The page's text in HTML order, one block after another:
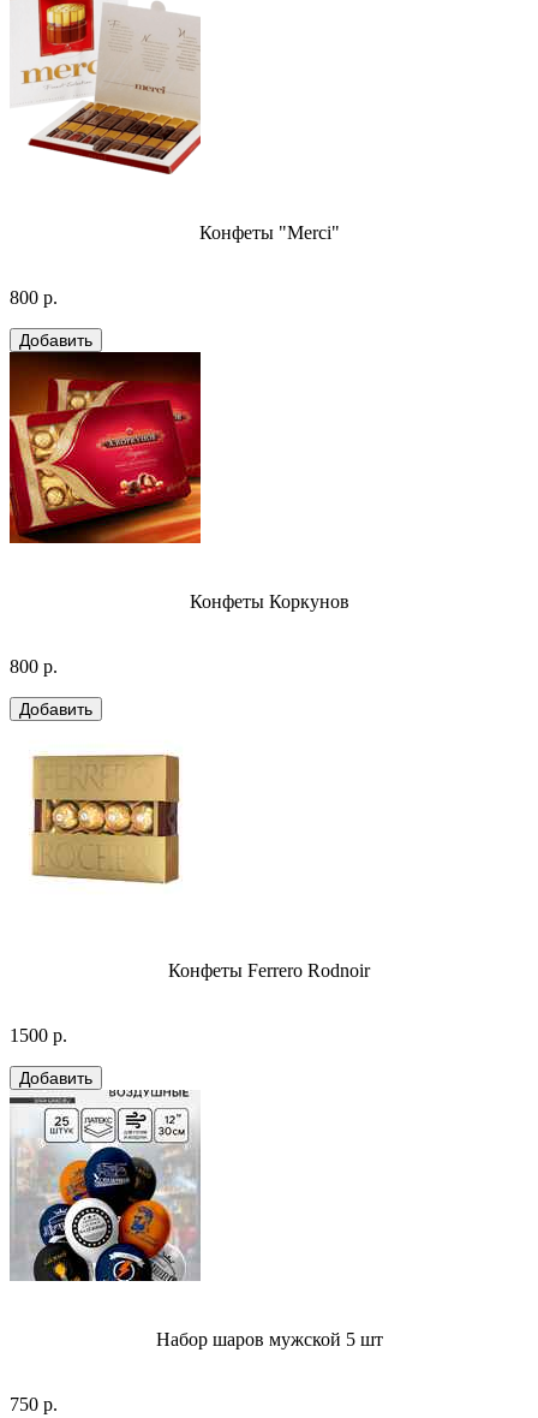
Конфеты "Merci"
800 р.
Конфеты Коркунов
800 р.
Конфеты Ferrero Rodnoir
1500 р.
Набор шаров мужской 5 шт
750 р.